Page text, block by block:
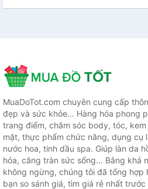
MuaDoTot.com chuyên cung cấp
đẹp và sức khỏe... Hàng hóa phong
trang điểm, chăm sóc body, tóc,
mặt, thực phẩm chức năng, dụng cụ
nước hoa, tinh dầu spa. Giúp làn da
hóa, căng tràn sức sống... Bằng khả
không ngừng, chúng tôi đã tổng hợp
bạn so sánh giá, tìm giá rẻ nhất trước